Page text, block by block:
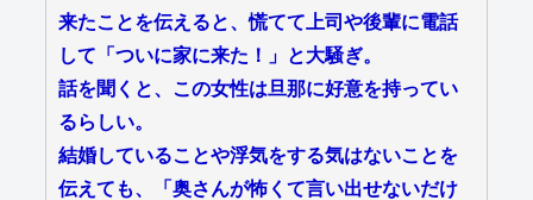
来たことを伝えると、慌てて上司や後輩に電話
して「ついに家に来た！」と大騒ぎ。
話を聞くと、この女性は旦那に好意を持ってい
るらしい。
結婚していることや浮気をする気はないことを
伝えても、「奥さんが怖くて言い出せないだけ